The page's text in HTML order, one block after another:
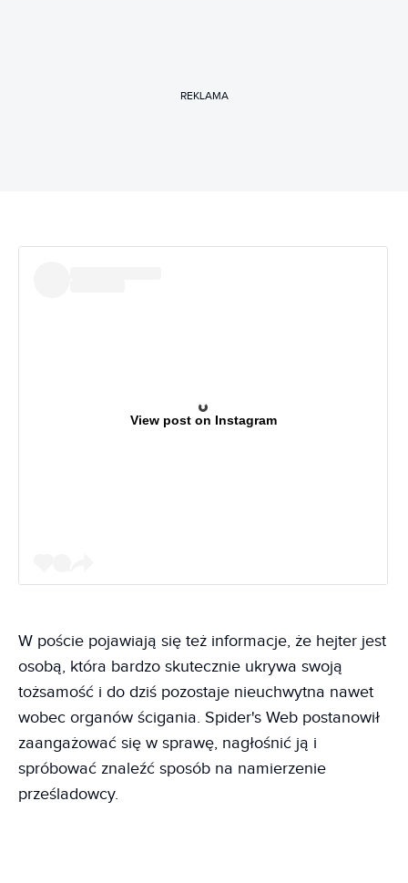
REKLAMA
View post on Instagram
W poście pojawiają się też informacje, że hejter jest
osobą, która bardzo skutecznie ukrywa swoją
tożsamość i do dziś pozostaje nieuchwytna nawet
wobec organów ścigania. Spider's Web postanowił
zaangażować się w sprawę, nagłośnić ją i
spróbować znaleźć sposób na namierzenie
prześladowcy.